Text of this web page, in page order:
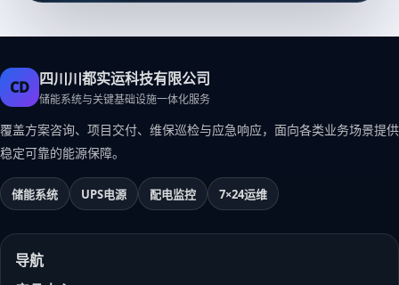
CD 四川川都实运科技有限公司
储能系统与关键基础设施一体化服务
覆盖方案咨询、项目交付、维保巡检与应急响应，面向各类业务场景提供
稳定可靠的能源保障。
储能系统 UPS电源 配电监控 7×24运维
导航